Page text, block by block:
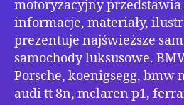
motoryzacyjny przedstawia
informacje, materiały,
prezentuje najświeższe
samochody luksusowe.
Porsche, koenigsegg, bmw
audi tt 8n, mclaren p1,